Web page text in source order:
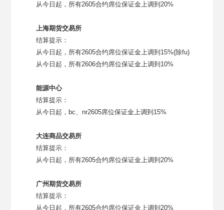
从今日起，所有2605合约席位保证金上调到 20%
上海期货交易所
结算提示：
从今日起，所有2605合约席位保证金上调到 15%(除fu)
从今日起，所有2606合约席位保证金上调到 10%
能源中心
结算提示：
从今日起， bc、 nr2605席位保证金上调到 15%
大连商品交易所
结算提示：
从今日起，所有2605合约席位保证金上调到 20%
广州期货交易所
结算提示：
从今日起，所有2605合约席位保证金上调到 20%